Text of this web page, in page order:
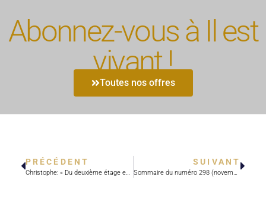
Abonnez-vous à Il est
vivant !
Toutes nos offres
PRÉCÉDENT
Christophe: « Du deuxième étage en criant vers Dieu. »
SUIVANT
Sommaire du numéro 298 (novembre 2012)